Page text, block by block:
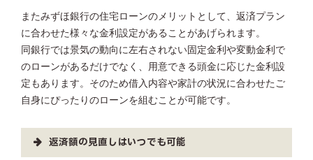
またみずほ銀行の住宅ローンのメリットとして、返済プラン
に合わせた様々な金利設定があることがあげられます。
同銀行では景気の動向に左右されない固定金利や変動金利で
のローンがあるだけでなく、用意できる頭金に応じた金利設
定もあります。そのため借入内容や家計の状況に合わせたご
自身にぴったりのローンを組むことが可能です。
返済額の見直しはいつでも可能